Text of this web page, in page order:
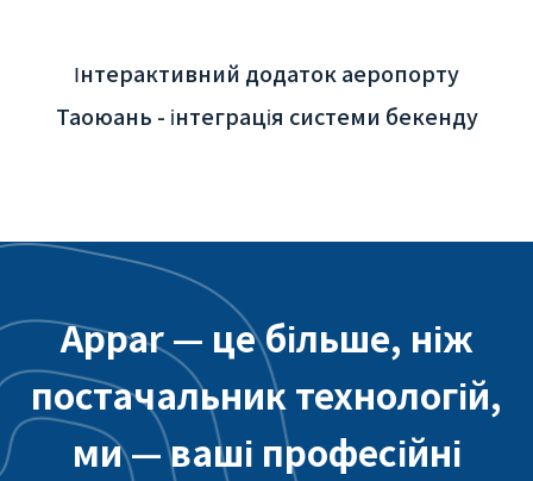
Інтерактивний додаток аеропорту
Таоюань - інтеграція системи бекенду
Appar — це більше, ніж
постачальник технологій,
ми — ваші професійні